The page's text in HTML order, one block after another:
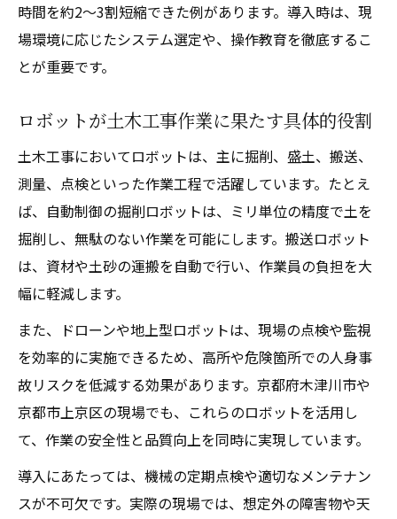
時間を約2～3割短縮できた例があります。導入時は、現
場環境に応じたシステム選定や、操作教育を徹底するこ
とが重要です。
ロボットが土木工事作業に果たす具体的役割
土木工事においてロボットは、主に掘削、盛土、搬送、
測量、点検といった作業工程で活躍しています。たとえ
ば、自動制御の掘削ロボットは、ミリ単位の精度で土を
掘削し、無駄のない作業を可能にします。搬送ロボット
は、資材や土砂の運搬を自動で行い、作業員の負担を大
幅に軽減します。
また、ドローンや地上型ロボットは、現場の点検や監視
を効率的に実施できるため、高所や危険箇所での人身事
故リスクを低減する効果があります。京都府木津川市や
京都市上京区の現場でも、これらのロボットを活用し
て、作業の安全性と品質向上を同時に実現しています。
導入にあたっては、機械の定期点検や適切なメンテナン
スが不可欠です。実際の現場では、想定外の障害物や天